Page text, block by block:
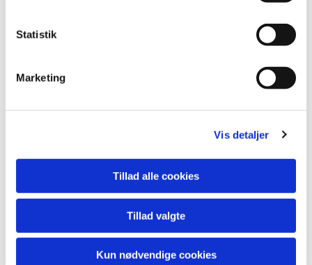
Statistik
Marketing
Vis detaljer
Tillad alle cookies
Tillad valgte
Kun nødvendige cookies
Du vil måske også kunne lide...